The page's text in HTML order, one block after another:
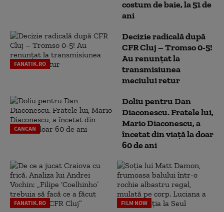
costum de baie, la 51 de
ani
FANATIK.RO
Decizie radicală după
CFR Cluj – Tromso 0-5!
Au renunțat la
transmisiunea
meciului retur
CANCAN
Doliu pentru Dan
Diaconescu. Fratele lui,
Mario Diaconescu, a
încetat din viață la doar
60 de ani
FANATIK.RO FILM NOW